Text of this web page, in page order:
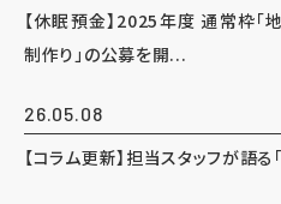
【休眠預金】2025年度 通常枠
制作り」の公募を開...
26.05.08
【コラム更新】担当スタッフが語